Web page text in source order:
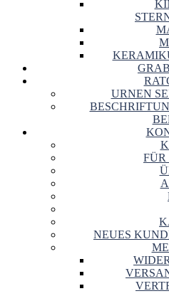
URNEN
FÜR
NEUES